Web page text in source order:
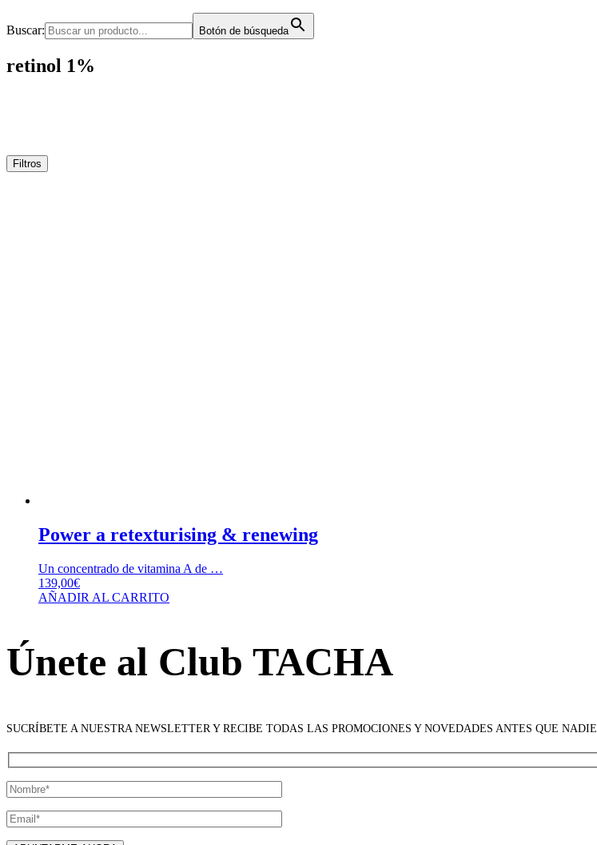
Buscar: Botón de búsqueda
retinol 1%
Filtros
Power a retexturising & renewing
Un concentrado de vitamina A de …
139,00€
AÑADIR AL CARRITO
Únete al Club TACHA
SUCRÍBETE A NUESTRA NEWSLETTER Y RECIBE TODAS LAS PROMOCIONES Y NOVEDADES ANTES QUE NADIE